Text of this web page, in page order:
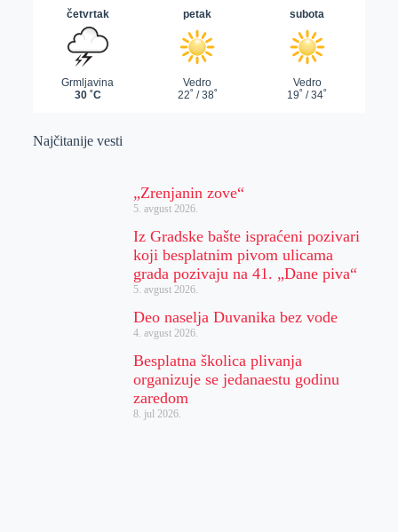
Najčitanije vesti
„Zrenjanin zove“
5. avgust 2026.
Iz Gradske bašte ispraćeni pozivari
koji besplatnim pivom ulicama
grada pozivaju na 41. „Dane piva“
5. avgust 2026.
Deo naselja Duvanika bez vode
4. avgust 2026.
Besplatna školica plivanja
organizuje se jedanaestu godinu
zaredom
8. jul 2026.